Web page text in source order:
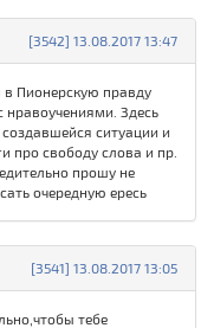
[3542] 13.08.2017 13:47
Пионерскую правду
нравоучениями. Здесь
ситуации и
про свободу слова и пр.
прошу не
очередную ересь
[3541] 13.08.2017 13:05
тебе